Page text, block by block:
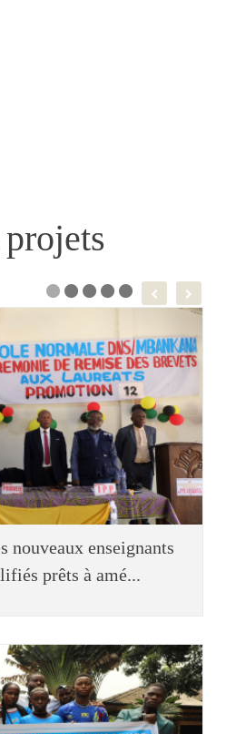
nouveaux enseignants
prêts à amé...